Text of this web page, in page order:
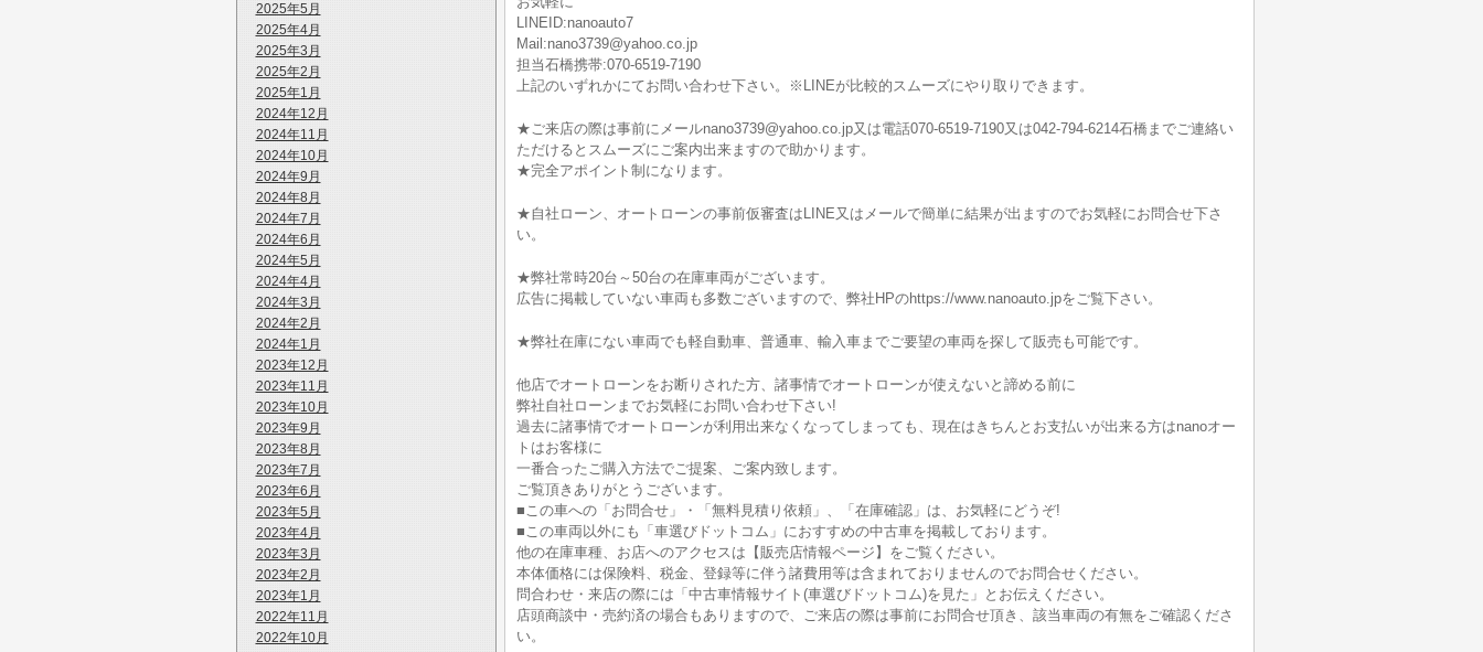
2025年5月
2025年4月
2025年3月
2025年2月
2025年1月
2024年12月
2024年11月
2024年10月
2024年9月
2024年8月
2024年7月
2024年6月
2024年5月
2024年4月
2024年3月
2024年2月
2024年1月
2023年12月
2023年11月
2023年10月
2023年9月
2023年8月
2023年7月
2023年6月
2023年5月
2023年4月
2023年3月
2023年2月
2023年1月
2022年11月
2022年10月
LINEID:nanoauto7
Mail:nano3739@yahoo.co.jp
担当石橋携帯:070-6519-7190
上記のいずれかにてお問い合わせ下さい。※LINEが比較的スムーズにやり取りできます。
★ご来店の際は事前にメールnano3739@yahoo.co.jp又は電話070-6519-7190又は042-794-6214石橋までご連絡い
ただけるとスムーズにご案内出来ますので助かります。
★完全アポイント制になります。
★自社ローン、オートローンの事前仮審査はLINE又はメールで簡単に結果が出ますのでお気軽にお問合せ下さ
い。
★弊社常時20台～50台の在庫車両がございます。
広告に掲載していない車両も多数ございますので、弊社HPのhttps://www.nanoauto.jpをご覧下さい。
★弊社在庫にない車両でも軽自動車、普通車、輸入車までご要望の車両を探して販売も可能です。
他店でオートローンをお断りされた方、諸事情でオートローンが使えないと諦める前に
弊社自社ローンまでお気軽にお問い合わせ下さい!
過去に諸事情でオートローンが利用出来なくなってしまっても、現在はきちんとお支払いが出来る方はnanoオー
トはお客様に
一番合ったご購入方法でご提案、ご案内致します。
ご覧頂きありがとうございます。
■この車への「お問合せ」・「無料見積り依頼」、「在庫確認」は、お気軽にどうぞ!
■この車両以外にも「車選びドットコム」におすすめの中古車を掲載しております。
他の在庫車種、お店へのアクセスは【販売店情報ページ】をご覧ください。
本体価格には保険料、税金、登録等に伴う諸費用等は含まれておりませんのでお問合せください。
問合わせ・来店の際には「中古車情報サイト(車選びドットコム)を見た」とお伝えください。
店頭商談中・売約済の場合もありますので、ご来店の際は事前にお問合せ頂き、該当車両の有無をご確認くださ
い。